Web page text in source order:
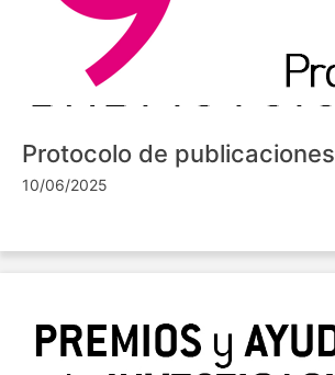
Protocolo de publicaciones
10/06/2025